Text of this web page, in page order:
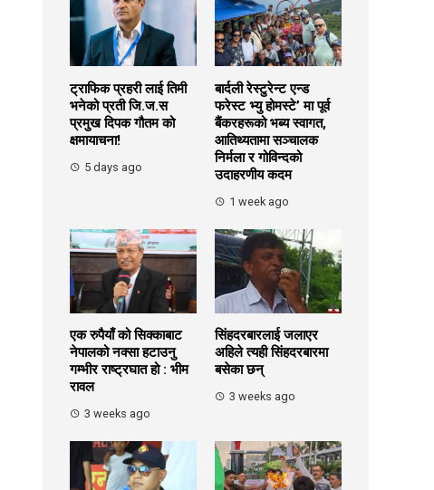
ट्राफिक प्रहरी लाई तिमी
भनेको प्रती जि.ज.स
प्रमुख दिपक गौतम को
क्षमायाचना!
5 days ago
बार्दली रेस्टुरेन्ट एन्ड
फरेस्ट भ्यु होमस्टे’ मा पूर्व
बैंकरहरूको भब्य स्वागत,
आतिथ्यतामा सञ्चालक
निर्मला र गोविन्दको
उदाहरणीय कदम
1 week ago
एक रुपैयाँ को सिक्काबाट
नेपालको नक्सा हटाउनु
गम्भीर राष्ट्रघात हो : भीम
रावल
3 weeks ago
सिंहदरबारलाई जलाएर
अहिले त्यही सिंहदरबारमा
बसेका छन्
3 weeks ago